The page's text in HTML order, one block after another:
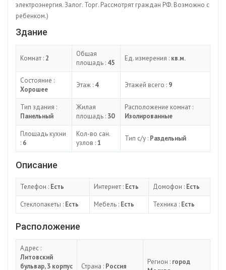
электроэнергия. Залог. Торг. Рассмотрят граждан РФ. Возможно с
ребенком.)
Здание
Комнат : 2
Общая
площадь : 45
Ед. измерения : кв.м.
Состояние :
Хорошее
Этаж : 4 Этажей всего : 9
Тип здания :
Панельный
Жилая
площадь : 30
Расположение комнат :
Изолированные
Площадь кухни
: 6
Кол-во сан.
узлов :1
Тип с/у : Раздельный
Описание
Телефон : Есть Интернет : Есть Домофон : Есть
Стеклопакеты : Есть Мебель : Есть Техника : Есть
Расположение
Адрес :
Литовский
бульвар, 3 корпус
Страна : Россия
Регион : город